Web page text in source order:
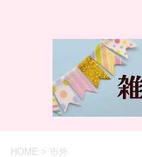
HOME > 市外